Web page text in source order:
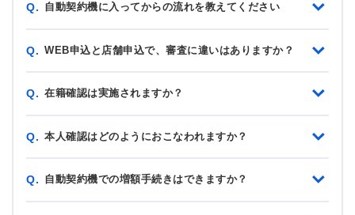
Q. 自動契約機に入ってからの流れを教えてください
Q. WEB申込と店舗申込で、審査に違いはありますか？
Q. 在籍確認は実施されますか？
Q. 本人確認はどのようにおこなわれますか？
Q. 自動契約機での増額手続きはできますか？